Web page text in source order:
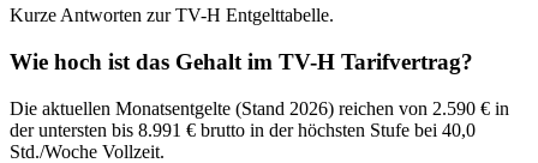
Kurze Antworten zur TV-H Entgelttabelle.
Wie hoch ist das Gehalt im TV-H Tarifvertrag?
Die aktuellen Monatsentgelte (Stand 2026) reichen von 2.590 € in
der untersten bis 8.991 € brutto in der höchsten Stufe bei 40,0
Std./Woche Vollzeit.